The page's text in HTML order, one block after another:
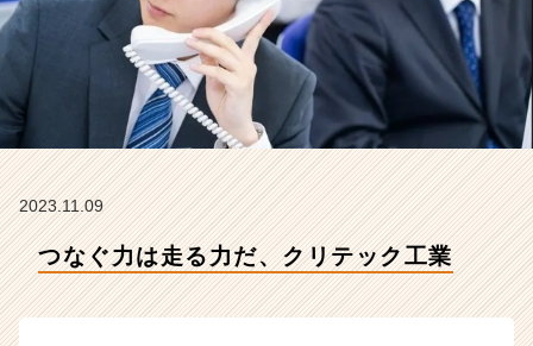
業
の
タ
イ
ム
ラ
ベ
ン
2023.11.09
つなぐ力は走る力だ、クリテック工業